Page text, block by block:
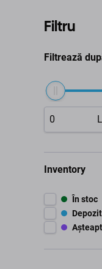
Filtru
Filtrează
Inventory
În stoc